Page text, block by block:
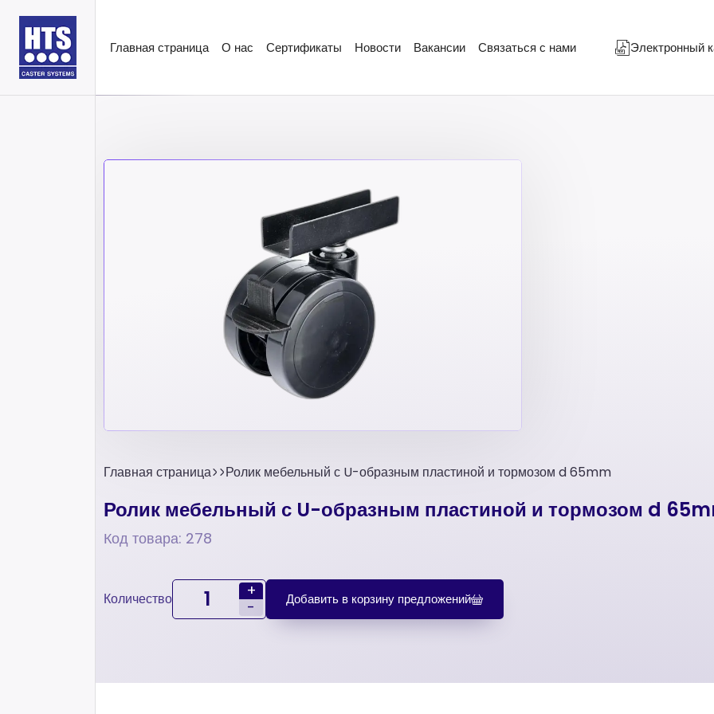
Главная страница О нас Сертификаты Новости Вакансии Связаться с нами Электронный
Главная страница Ролик мебельный с U-образным пластиной и тормозом d 65mm
Ролик мебельный с U-образным пластиной и тормозом d
Код товара: 278
Количество
+
-
Добавить в корзину предложений